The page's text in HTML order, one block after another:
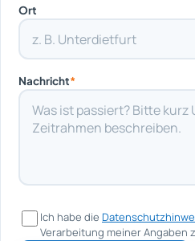
Ort
Nachricht*
Ich habe die
Verarbeitung meiner Angaben